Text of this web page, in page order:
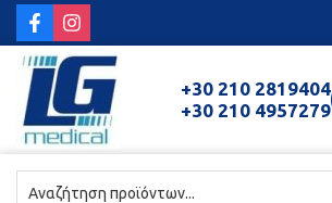
+30 210 2819404
+30 210 4957279